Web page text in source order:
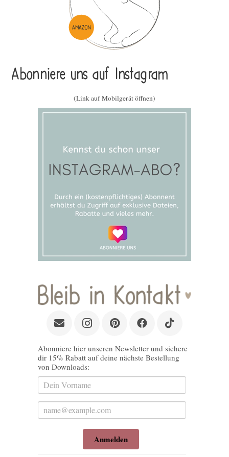
Abonniere uns auf Instagram
(Link auf Mobilgerät öffnen)
Abonniere hier unseren Newsletter und sichere
dir 15% Rabatt auf deine nächste Bestellung
von Downloads:
Anmelden